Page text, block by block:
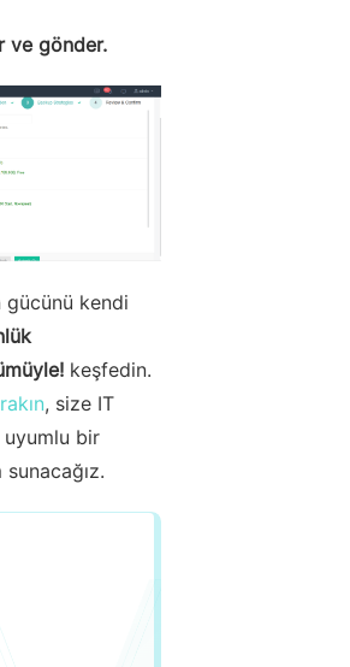
ve gönder.
gücünü kendi
keşfedin.
, size IT
uyumlu bir